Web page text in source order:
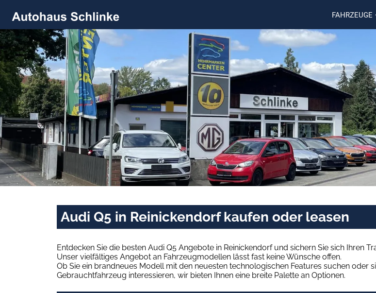
FAHRZEUGE
Audi Q5 in Reinickendorf kaufen oder leasen
Entdecken Sie die besten Audi Q5 Angebote in Reinickendorf und sichern Sie sich Ihren
Unser vielfältiges Angebot an Fahrzeugmodellen lässt fast keine Wünsche offen.
Ob Sie ein brandneues Modell mit den neuesten technologischen Features suchen oder
Gebrauchtfahrzeug interessieren, wir bieten Ihnen eine breite Palette an Optionen.